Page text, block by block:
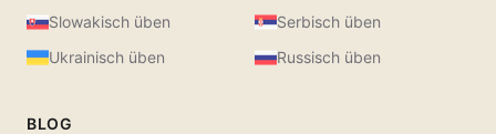
Slowakisch üben
Serbisch üben
Ukrainisch üben
Russisch üben
BLOG